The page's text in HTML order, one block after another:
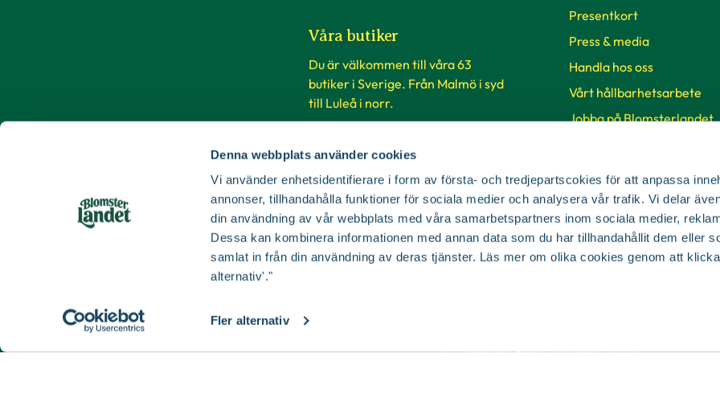
Denna webbplats använder cookies
Vi använder enhetsidentifierare i form av första- och tredjepartscokies för att anpassa
annonser, tillhandahålla funktioner för sociala medier och analysera vår trafik. Vi delar
din användning av vår webbplats med våra samarbetspartners inom sociala medier,
Dessa kan kombinera informationen med annan data som du har tillhandahållit dem eller
samlat in från din användning av deras tjänster. Läs mer om olika cookies genom att
alternativ'."
Fler alternativ
Våra butiker
Du är välkommen till våra 63
butiker i Sverige. Från Malmö i syd
till Luleå i norr.
Butiker & öppettider
Presentkort
Press & media
Handla hos oss
Vårt hållbarhetsarbete
Jobba på Blomsterlandet
Cookie-inställningar
© Copyright Blomsterlandet 2025